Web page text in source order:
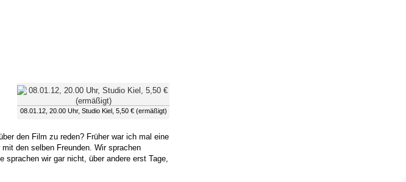
08.01.12, 20.00 Uhr, Studio Kiel, 5,50 € (ermäßigt)
den Film zu reden? Früher war ich mal eine
den selben Freunden. Wir sprachen
wir gar nicht, über andere erst Tage,